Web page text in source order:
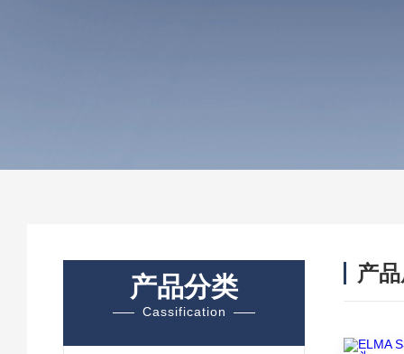
产品分类
Cassification
产